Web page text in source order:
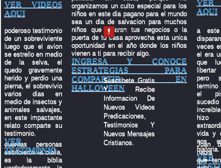
VER VIDEOS
AQUI
organizamos un culto especial para los
niños en este dia pagano para el mundo
sea un dia de salvacion para muchos
niños que tocaran tus negocios o la
puerta de tu casa aprovecha esta unica
oportunidad en el año donde los niños
vienen a ti para recibir algo.
INGRESA Y CONOCE
ESTRATEGIAS PARA
COMPARTIR EN
HALLOWEEN
VER
AQUI
poderoso testimonio
de un sobreviviente
luego que el avion
se estrello en medio
de la selva, el
quedo gravemente
herido y perdio una
pierna, el sobrevivio
varios dias en
medio de insectos y
animales salvajes,
en este impactante
relato comparte su
testimonio.
VER
TESTIMONIO
cuantas personas
escribieron la biblia,
es la biblia
Suscribete Gratis
Y Recibe
Informacion De
Nuevos Videos
Predicaciones,
Testimonios Y
Nuevos Mensajes
Cristianos.
a
veces
el era
que
pero
el
vida y
nos
historia.
VER
Juan
habia
que